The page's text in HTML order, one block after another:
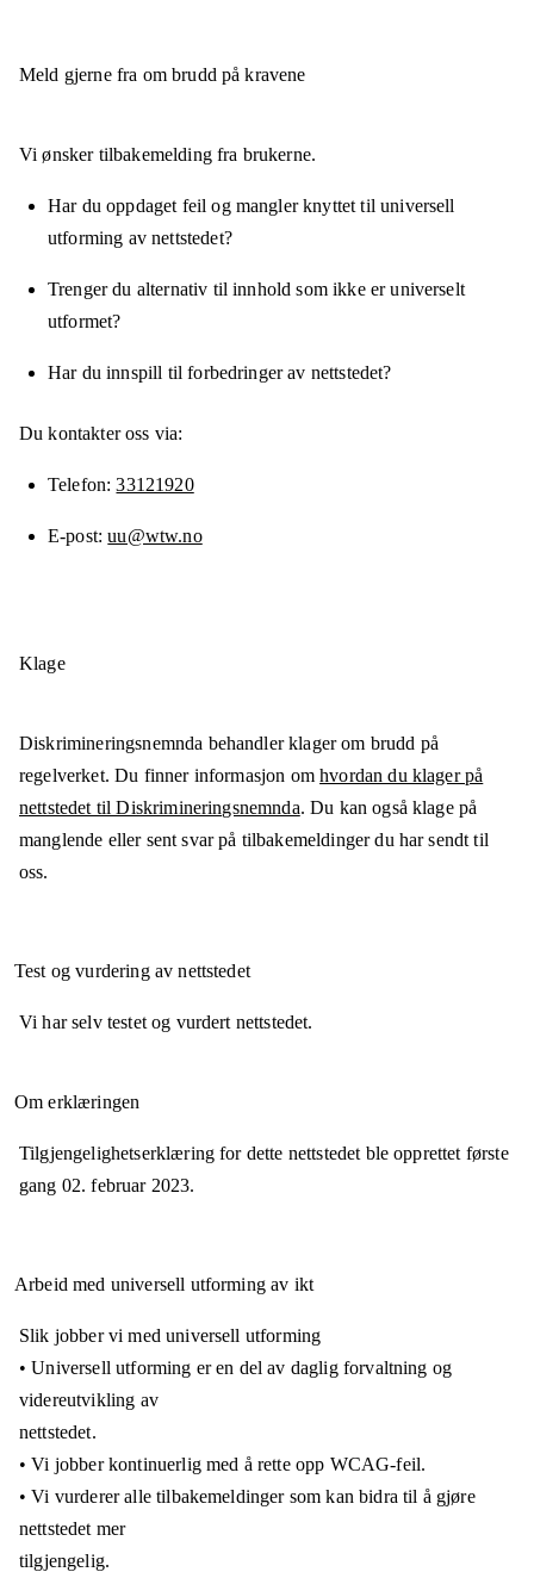
Meld gjerne fra om brudd på kravene
Vi ønsker tilbakemelding fra brukerne.
Har du oppdaget feil og mangler knyttet til universell
utforming av nettstedet?
Trenger du alternativ til innhold som ikke er universelt
utformet?
Har du innspill til forbedringer av nettstedet?
Du kontakter oss via:
Telefon 33121920
E-post uu@wtw.no
Klage
Diskrimineringsnemnda behandler klager om brudd på
regelverket. Du finner informasjon omhvordan du klager på
nettstedet til Diskrimineringsnemnda. Du kan også klage på
manglende eller sent svar på tilbakemeldinger du har sendt til
oss.
Test og vurdering av nettstedet
Vi har selv testet og vurdert nettstedet.
Om erklæringen
Tilgjengelighetserklæring for dette nettstedet ble opprettet første
gang 02. februar 2023.
Arbeid med universell utforming av ikt
Slik jobber vi med universell utforming
• Universell utforming er en del av daglig forvaltning og
videreutvikling av
nettstedet.
• Vi jobber kontinuerlig med å rette opp WCAG-feil.
• Vi vurderer alle tilbakemeldinger som kan bidra til å gjøre
nettstedet mer
tilgjengelig.